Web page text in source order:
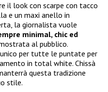
il look con scarpe con tacco
e un maxi anello in
la giornalista vuole
minimal, chic ed
al pubblico.
per tutte le puntate per
in total white. Chissà
questa tradizione
stile.